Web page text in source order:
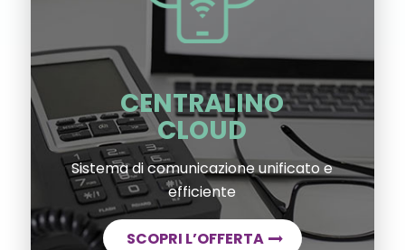
CENTRALINO
CLOUD
Sistema di comunicazione unificato e
efficiente
SCOPRI L’OFFERTA